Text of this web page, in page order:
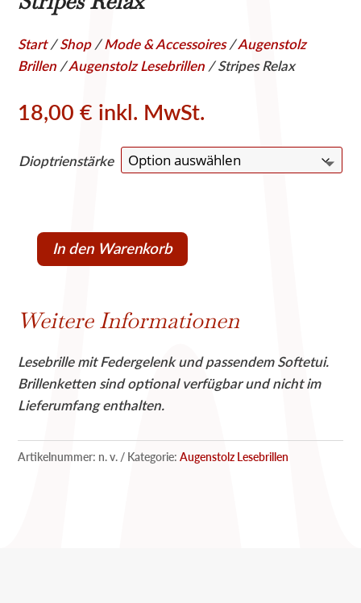
Start/Shop/Mode & Accessoires/Augenstolz
Brillen /Augenstolz Lesebrillen / Stripes Relax
18,00€ inkl. MwSt.
Dioptrienstärke
Stripes
In den Warenkorb
Weitere Informationen
Lesebrille mit Federgelenk und passendem Softetui.
Brillenketten sind optional verfügbar und nicht im
Lieferumfang enthalten.
Artikelnummer: n. v. Kategorie:Augenstolz Lesebrillen